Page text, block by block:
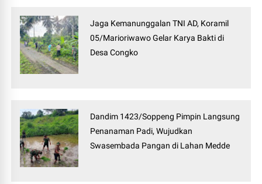
Jaga Kemanunggalan TNI AD, Koramil
05/Marioriwawo Gelar Karya Bakti di
Desa Congko
Dandim 1423/Soppeng Pimpin Langsung
Penanaman Padi, Wujudkan
Swasembada Pangan di Lahan Medde